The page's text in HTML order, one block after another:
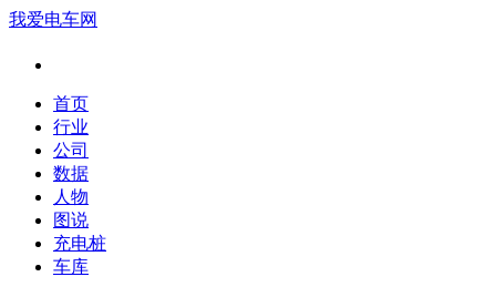
我爱电车网
首页
行业
公司
数据
人物
图说
充电桩
车库